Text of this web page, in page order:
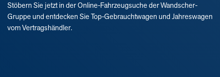
Stöbern Sie jetzt in der Online-Fahrzeugsuche der Wandscher-
Gruppe und entdecken Sie Top-Gebrauchtwagen und Jahreswagen
vom Vertragshändler.